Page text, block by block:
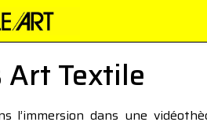
Art Textile
l’immersion dans une